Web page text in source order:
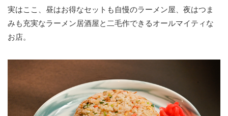
実はここ、昼はお得なセットも自慢のラーメン屋、夜はつま
みも充実なラーメン居酒屋と二毛作できるオールマイティな
お店。